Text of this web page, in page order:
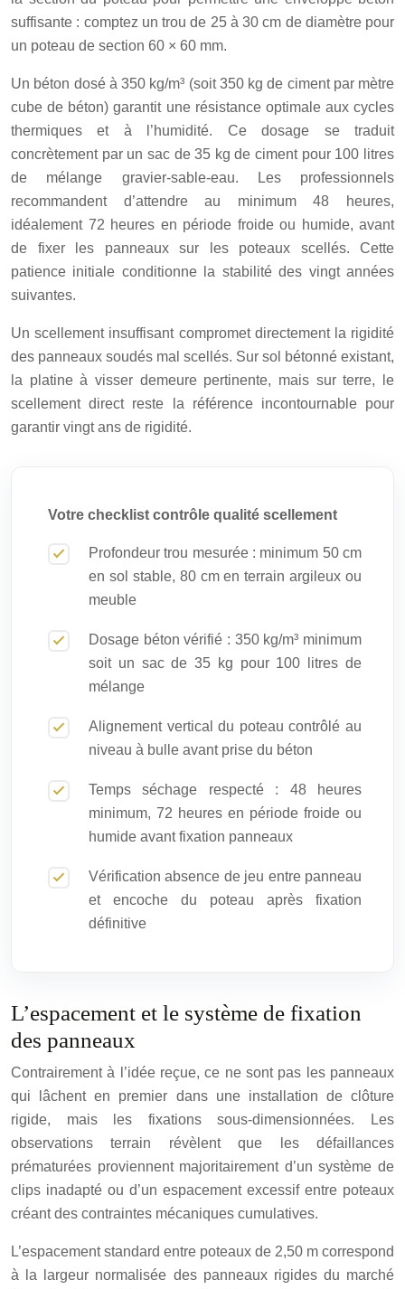
suffisante : comptez un trou de 25 à 30 cm de diamètre pour
un poteau de section 60 × 60 mm.
Un béton dosé à 350 kg/m³ (soit 350 kg de ciment par mètre
cube de béton) garantit une résistance optimale aux cycles
thermiques et à l’humidité. Ce dosage se traduit
concrètement par un sac de 35 kg de ciment pour 100 litres
de mélange gravier-sable-eau. Les professionnels
recommandent d’attendre au minimum 48 heures,
idéalement 72 heures en période froide ou humide, avant
de fixer les panneaux sur les poteaux scellés. Cette
patience initiale conditionne la stabilité des vingt années
suivantes.
Un scellement insuffisant compromet directement la rigidité
des panneaux soudés mal scellés. Sur sol bétonné existant,
la platine à visser demeure pertinente, mais sur terre, le
scellement direct reste la référence incontournable pour
garantir vingt ans de rigidité.
Votre checklist contrôle qualité scellement
Profondeur trou mesurée : minimum 50 cm
en sol stable, 80 cm en terrain argileux ou
meuble
Dosage béton vérifié : 350 kg/m³ minimum
soit un sac de 35 kg pour 100 litres de
mélange
Alignement vertical du poteau contrôlé au
niveau à bulle avant prise du béton
Temps séchage respecté : 48 heures
minimum, 72 heures en période froide ou
humide avant fixation panneaux
Vérification absence de jeu entre panneau
et encoche du poteau après fixation
définitive
L’espacement et le système de fixation
des panneaux
Contrairement à l’idée reçue, ce ne sont pas les panneaux
qui lâchent en premier dans une installation de clôture
rigide, mais les fixations sous-dimensionnées. Les
observations terrain révèlent que les défaillances
prématurées proviennent majoritairement d’un système de
clips inadapté ou d’un espacement excessif entre poteaux
créant des contraintes mécaniques cumulatives.
L’espacement standard entre poteaux de 2,50 m correspond
à la largeur normalisée des panneaux rigides du marché